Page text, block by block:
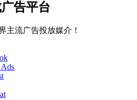
告平台
主流广告投放媒介！